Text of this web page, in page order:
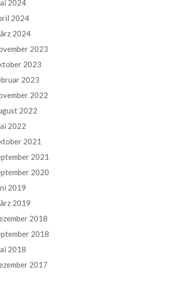
2024
2024
2024
2023
2023
2023
2022
2022
2022
2021
2021
2020
2019
2019
2018
2018
2018
2017